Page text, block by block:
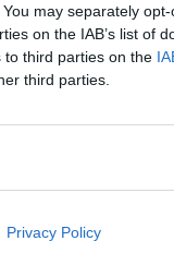
may separately
on the IAB’s list of
to third parties on the
third parties.
Privacy Policy